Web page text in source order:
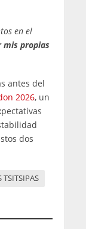
en el
mis propias
antes del
2026, un
dos
TSITSIPAS